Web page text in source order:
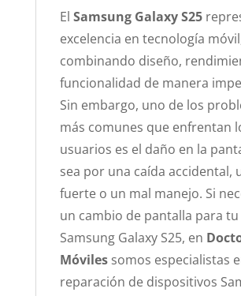
El Samsung Galaxy S25
excelencia en tecnología
combinando diseño,
funcionalidad de manera
Sin embargo, uno de los
más comunes que enfrentan
usuarios es el daño en la
sea por una caída accidental,
fuerte o un mal manejo. Si
un cambio de pantalla para tu
Samsung Galaxy S25, en
Móvilessomos especialistas
reparación de dispositivos